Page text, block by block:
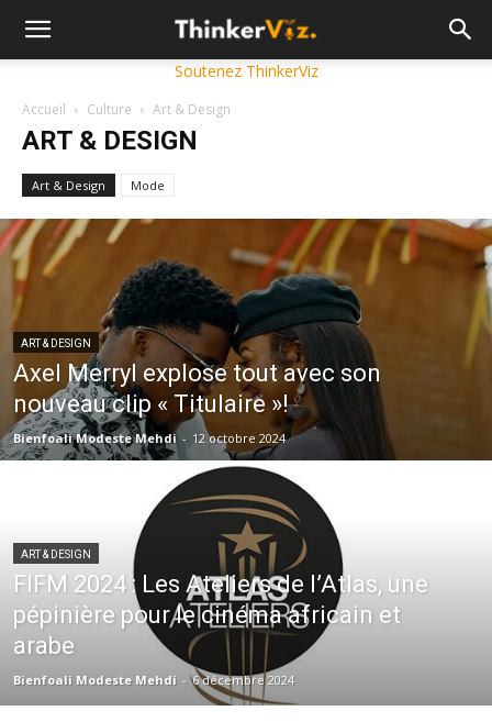
Soutenez ThinkerViz
Accueil Culture Art & Design
ART & DESIGN
Art & Design Mode
ART & DESIGN
Axel Merryl explose tout avec son
nouveau clip « Titulaire »!
Bienfoali Modeste Mehdi - 12 octobre 2024
ART & DESIGN
FIFM 2024 : Les Ateliers de l’Atlas, une
pépinière pour le cinéma africain et
arabe
Bienfoali Modeste Mehdi - 6 décembre 2024